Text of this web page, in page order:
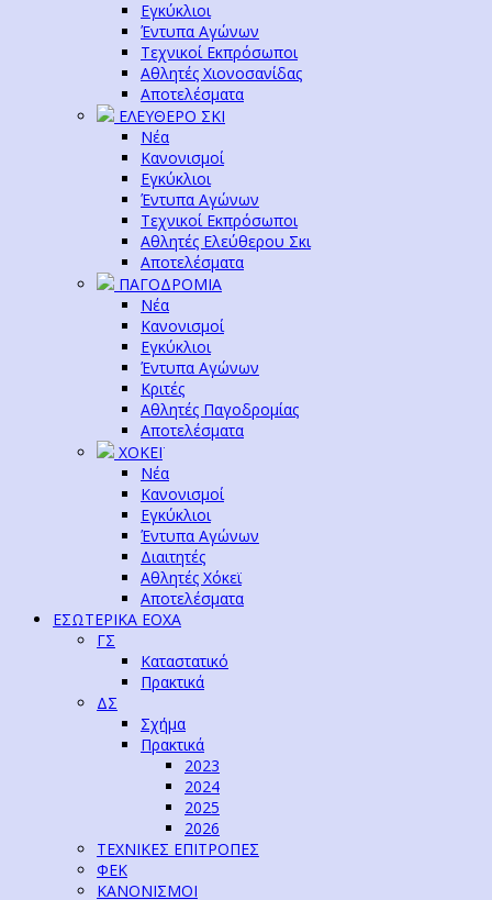
Εγκύκλιοι
Έντυπα Αγώνων
Τεχνικοί Εκπρόσωποι
Αθλητές Χιονοσανίδας
Αποτελέσματα
ΕΛΕΥΘΕΡΟ ΣΚΙ
Νέα
Κανονισμοί
Εγκύκλιοι
Έντυπα Αγώνων
Τεχνικοί Εκπρόσωποι
Αθλητές Ελεύθερου Σκι
Αποτελέσματα
ΠΑΓΟΔΡΟΜΙΑ
Νέα
Κανονισμοί
Εγκύκλιοι
Έντυπα Αγώνων
Κριτές
Αθλητές Παγοδρομίας
Αποτελέσματα
ΧΟΚΕΪ
Νέα
Κανονισμοί
Εγκύκλιοι
Έντυπα Αγώνων
Διαιτητές
Αθλητές Χόκεϊ
Αποτελέσματα
ΕΣΩΤΕΡΙΚΑ ΕΟΧΑ
ΓΣ
Καταστατικό
Πρακτικά
ΔΣ
Σχήμα
Πρακτικά
2023
2024
2025
2026
ΤΕΧΝΙΚΕΣ ΕΠΙΤΡΟΠΕΣ
ΦΕΚ
ΚΑΝΟΝΙΣΜΟΙ